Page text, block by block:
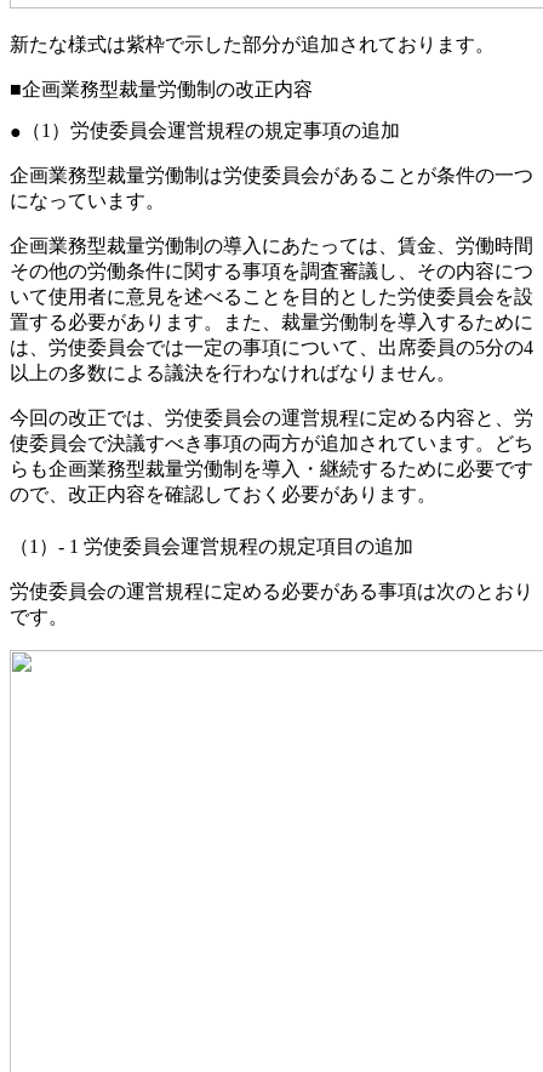
新たな様式は紫枠で示した部分が追加されております。
■企画業務型裁量労働制の改正内容
（1）労使委員会運営規程の規定事項の追加
企画業務型裁量労働制は労使委員会があることが条件の一つ
になっています。
企画業務型裁量労働制の導入にあたっては、賃金、労働時間
その他の労働条件に関する事項を調査審議し、その内容につ
いて使用者に意見を述べることを目的とした労使委員会を設
置する必要があります。また、裁量労働制を導入するために
は、労使委員会では一定の事項について、出席委員の5分の4
以上の多数による議決を行わなければなりません。
今回の改正では、労使委員会の運営規程に定める内容と、労
使委員会で決議すべき事項の両方が追加されています。どち
らも企画業務型裁量労働制を導入・継続するために必要です
ので、改正内容を確認しておく必要があります。
（1）- 1 労使委員会運営規程の規定項目の追加
労使委員会の運営規程に定める必要がある事項は次のとおり
です。